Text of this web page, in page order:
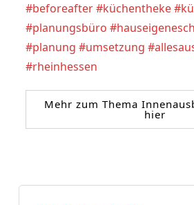
#beforeafter#küchentheke
#planungsbüro
#planung #umsetzung
#rheinhessen
Mehr zum Thema
hier